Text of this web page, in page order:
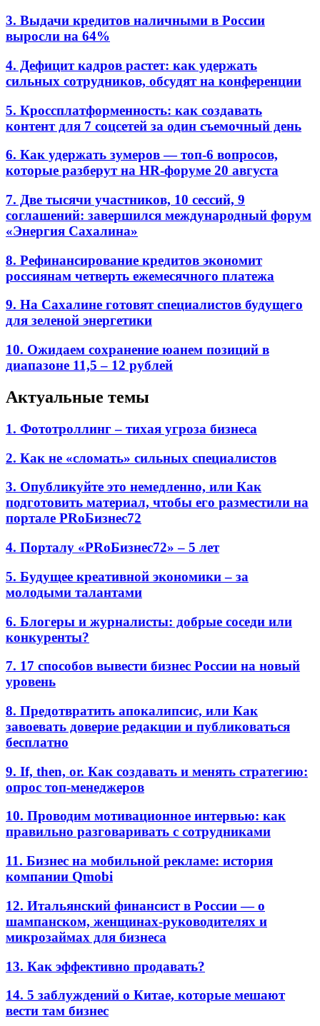
3. Выдачи кредитов наличными в России
выросли на 64%
4. Дефицит кадров растет: как удержать
сильных сотрудников, обсудят на конференции
5. Кроссплатформенность: как создавать
контент для 7 соцсетей за один съемочный день
6. Как удержать зумеров — топ-6 вопросов,
которые разберут на HR-форуме 20 августа
7. Две тысячи участников, 10 сессий, 9
соглашений: завершился международный форум
«Энергия Сахалина»
8. Рефинансирование кредитов экономит
россиянам четверть ежемесячного платежа
9. На Сахалине готовят специалистов будущего
для зеленой энергетики
10. Ожидаем сохранение юанем позиций в
диапазоне 11,5 – 12 рублей
Актуальные темы
1. Фототроллинг – тихая угроза бизнеса
2. Как не «сломать» сильных специалистов
3. Опубликуйте это немедленно, или Как
подготовить материал, чтобы его разместили на
портале PRоБизнес72
4. Порталу «PRоБизнес72» – 5 лет
5. Будущее креативной экономики – за
молодыми талантами
6. Блогеры и журналисты: добрые соседи или
конкуренты?
7. 17 способов вывести бизнес России на новый
уровень
8. Предотвратить апокалипсис, или Как
завоевать доверие редакции и публиковаться
бесплатно
9. If, then, or. Как создавать и менять стратегию:
опрос топ-менеджеров
10. Проводим мотивационное интервью: как
правильно разговаривать с сотрудниками
11. Бизнес на мобильной рекламе: история
компании Qmobi
12. Итальянский финансист в России — о
шампанском, женщинах-руководителях и
микрозаймах для бизнеса
13. Как эффективно продавать?
14. 5 заблуждений о Китае, которые мешают
вести там бизнес